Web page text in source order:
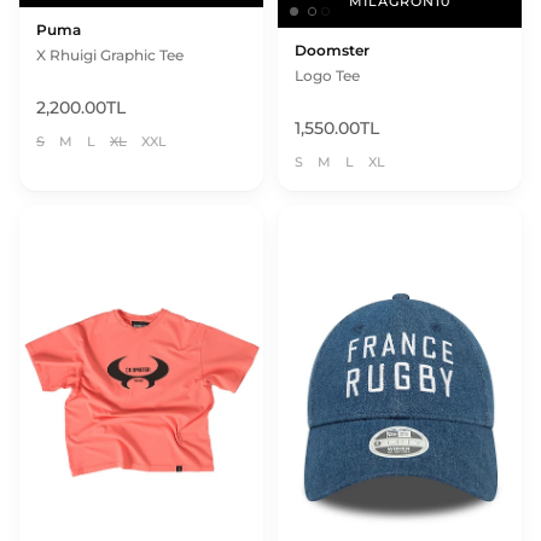
Puma
X Rhuigi Graphic Tee
2,200.00TL
S M L XL XXL
Doomster
Logo Tee
1,550.00TL
S M L XL